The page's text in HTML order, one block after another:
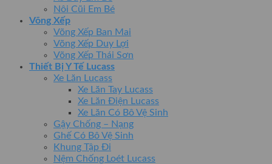
Nôi Cũi Em Bé
Võng Xếp
Võng Xếp Ban Mai
Võng Xếp Duy Lợi
Võng Xếp Thái Sơn
Thiết Bị Y Tế Lucass
Xe Lăn Lucass
Xe Lăn Tay Lucass
Xe Lăn Điện Lucass
Xe Lăn Có Bô Vệ Sinh
Gậy Chống – Nạng
Ghế Có Bô Vệ Sinh
Khung Tập Đi
Nệm Chống Loét Lucass